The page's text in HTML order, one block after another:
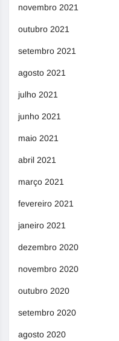
novembro 2021
outubro 2021
setembro 2021
agosto 2021
julho 2021
junho 2021
maio 2021
abril 2021
março 2021
fevereiro 2021
janeiro 2021
dezembro 2020
novembro 2020
outubro 2020
setembro 2020
agosto 2020